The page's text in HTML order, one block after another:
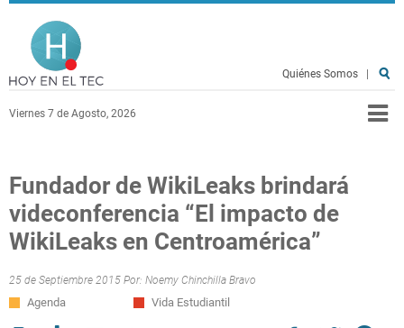
Pasar al contenido principal
Viernes 7 de Agosto, 2026
Quiénes Somos
Fundador de WikiLeaks brindará
videconferencia “El impacto de
WikiLeaks en Centroamérica”
25 de Septiembre 2015 Por: Noemy Chinchilla Bravo
Agenda Vida Estudiantil